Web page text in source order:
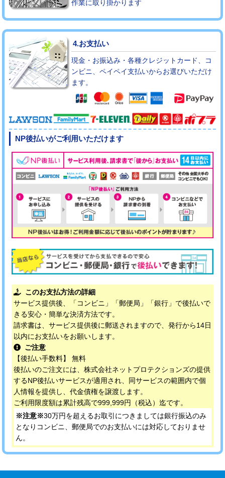
作業に取り掛かります
4.お支払い
現金・お振込み・各種クレジットカード、コ
ンビニ、ペイペイ支払いからお選びいただけ
ます。
NP後払いがご利用いただけます
このお支払方法の詳細
サービス提供後、「コンビニ」「郵便局」「銀行」で後払いで
きる安心・簡単な決済方法です。
請求書は、サービス提供後に郵送されますので、発行から14日
以内にお支払いをお願いします。
ご注意
【後払い手数料】 無料
後払いのご注文には、株式会社ネットプロテクションズの提供
するNP後払いサービスが適用され、同サービスの範囲内で個
人情報を提供し、代金債権を譲渡します。
ご利用限度額は累計残高で999,999円（税込）迄です。
※注意※30万円を超えるお取引につきましては銀行振込のみ
となりコンビニ、郵便局でのお支払いには対応しておりませ
ん。